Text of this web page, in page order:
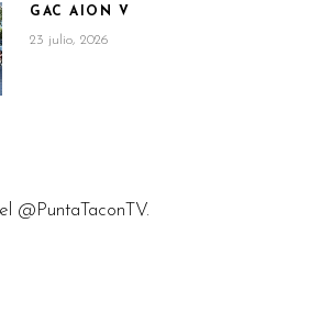
GAC AION V
23 julio, 2026
@PuntaTaconTV.